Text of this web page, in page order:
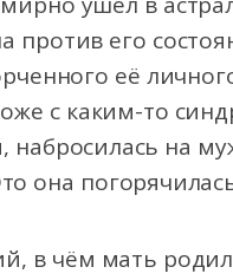
против его
её
с каким-то
набросилась на
она
в чём мать